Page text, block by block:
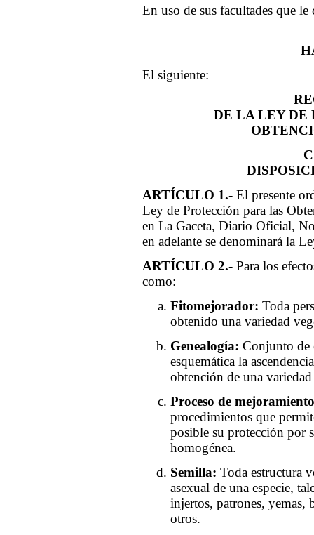
En uso de sus facultades que
El siguiente:
DE LA LEY DE
ARTÍCULO 1.- El presente
Ley de Protección para las
en La Gaceta, Diario Oficial,
en adelante se denominará la
ARTÍCULO 2.- Para los
como:
Fitomejorador: Toda
obtenido una variedad
Genealogía: Conjunto de
esquemática la
obtención de una
Proceso de
procedimientos que
posible su protección por
homogénea.
Semilla: Toda estructura
asexual de una especie,
injertos, patrones,
otros.